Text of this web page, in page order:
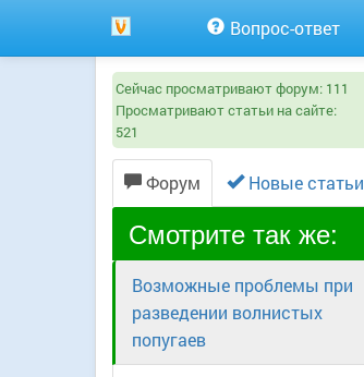
Вопрос-ответ
Сейчас просматривают форум: 111
Просматривают статьи на сайте:
521
Форум Новые статьи
Смотрите так же:
Возможные проблемы при
разведении волнистых
попугаев